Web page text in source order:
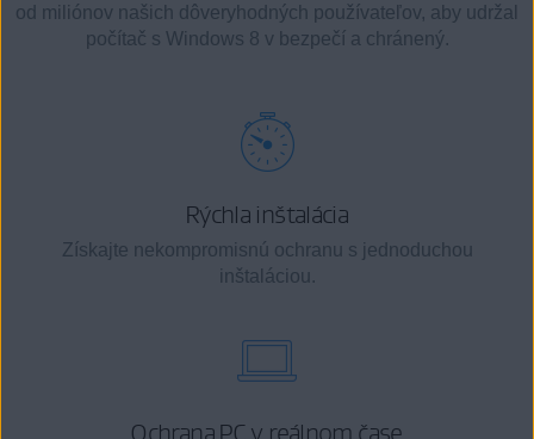
od miliónov našich dôveryhodných používateľov, aby udržal
počítač s Windows 8 v bezpečí a chránený.
Rýchla inštalácia
Získajte nekompromisnú ochranu s jednoduchou
inštaláciou.